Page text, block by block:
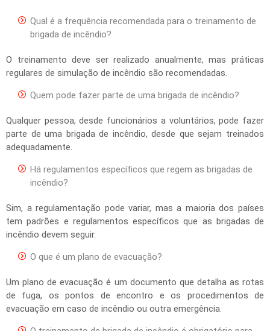
Qual é a frequência recomendada para o treinamento de
brigada de incêndio?
O treinamento deve ser realizado anualmente, mas práticas
regulares de simulação de incêndio são recomendadas.
Quem pode fazer parte de uma brigada de incêndio?
Qualquer pessoa, desde funcionários a voluntários, pode fazer
parte de uma brigada de incêndio, desde que sejam treinados
adequadamente.
Há regulamentos específicos que regem as brigadas de
incêndio?
Sim, a regulamentação pode variar, mas a maioria dos países
tem padrões e regulamentos específicos que as brigadas de
incêndio devem seguir.
O que é um plano de evacuação?
Um plano de evacuação é um documento que detalha as rotas
de fuga, os pontos de encontro e os procedimentos de
evacuação em caso de incêndio ou outra emergência.